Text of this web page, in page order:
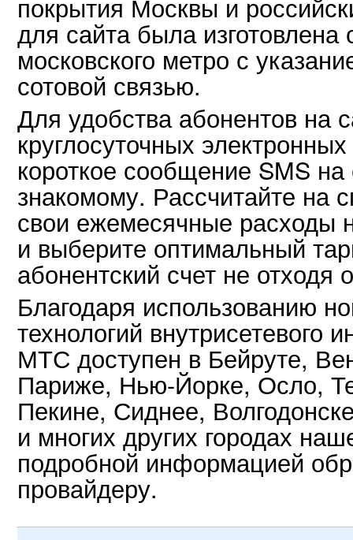
для сайта была
московского метро с
сотовой связью.
Для удобства абонентов на
круглосуточных
короткое сообщение SMS
знакомому. Рассчитайте на
свои ежемесячные расходы
и выберите оптимальный
абонентский счет не отходя
Благодаря использованию
технологий внутрисетевого
МТС доступен в Бейруте,
Париже, Нью-Йорке, Осло,
Пекине, Сиднее,
и многих других городах
подробной информацией
провайдеру.